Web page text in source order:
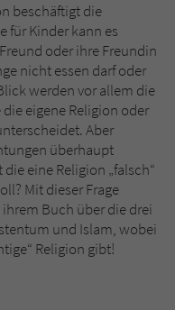
beschäftigt die
für Kinder kann es
oder ihre Freundin
nicht essen darf oder
werden vor allem die
eigene Religion oder
Aber
überhaupt
eine Religion „falsch“
Mit dieser Frage
Buch über die drei
und Islam, wobei
Religion gibt!
die
mit dem
um z. B. den
zu